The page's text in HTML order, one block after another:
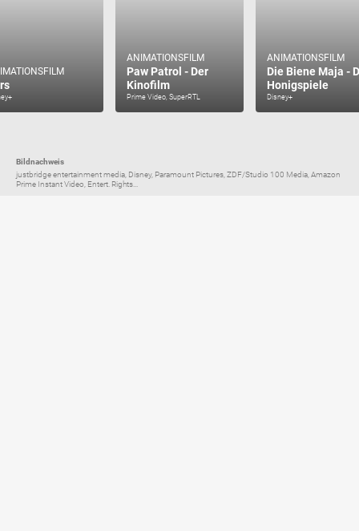
ANIMATIONSFILM
Paw Patrol - Der
Kinofilm
Prime Video, SuperRTL
ANIMATIONSFILM
Die Biene Maja -
Honigspiele
Disney+
Bildnachweis
justbridge entertainment media, Disney, Paramount Pictures, ZDF/Studio 100 Media, Amazon
Prime Instant Video, Entert. Rights...